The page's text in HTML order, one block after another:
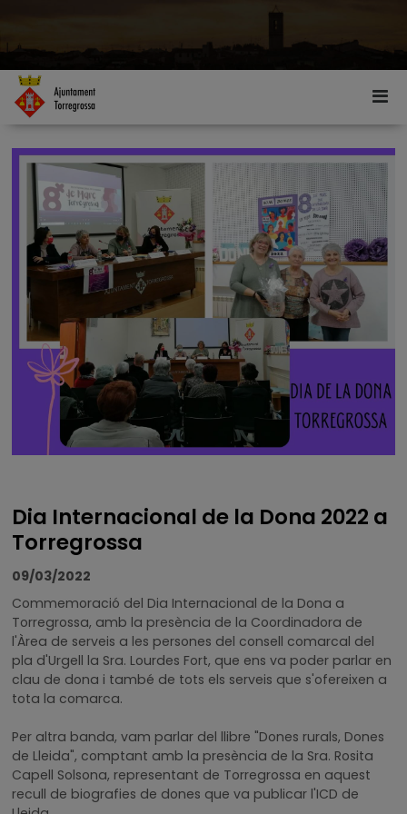
Dia Internacional de la Dona 2022 a
Torregrossa
09/03/2022
Commemoració del Dia Internacional de la Dona a
Torregrossa, amb la presència de la Coordinadora de
l'Àrea de serveis a les persones del consell comarcal del
pla d'Urgell la Sra. Lourdes Fort, que ens va poder parlar en
clau de dona i també de tots els serveis que s'ofereixen a
tota la comarca.
Per altra banda, vam parlar del llibre "Dones rurals, Dones
de Lleida", comptant amb la presència de la Sra. Rosita
Capell Solsona, representant de Torregrossa en aquest
recull de biografies de dones que va publicar l'ICD de